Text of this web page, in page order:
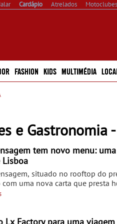
Cardápio Atrelados Motoclubes
FASHION KIDS MULTIMÉDIA
e Gastronomia
tem novo menu: uma
situado no rooftop do
uma nova carta que presta
toque contemporâneo e
os pratos principais, destacam-